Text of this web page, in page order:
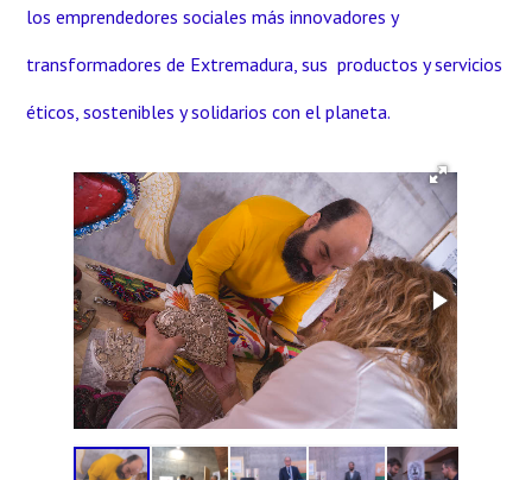
los emprendedores sociales más innovadores y
transformadores de Extremadura, sus productos y servicios
éticos, sostenibles y solidarios con el planeta.